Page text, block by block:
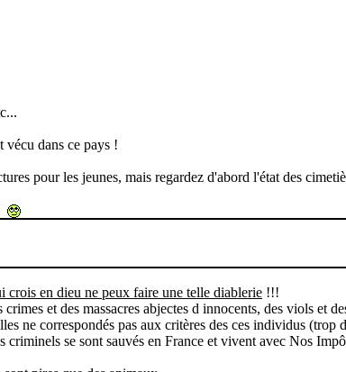
vécu dans ce pays !
pour les jeunes, mais regardez d'abord l'état des
en dieu ne peux faire une telle diablerie !!!
et des massacres abjectes d innocents, des viols et
ne correspondés pas aux critères des ces individus (trop
criminels se sont sauvés en France et vivent avec Nos